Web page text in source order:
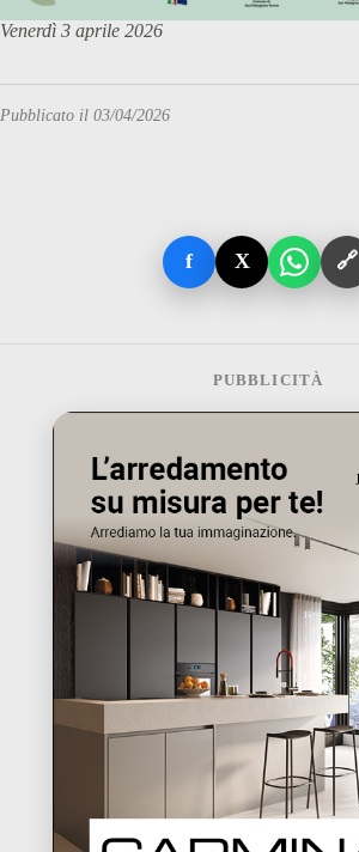
Venerdì 3 aprile 2026
Pubblicato il 03/04/2026
f X 🔗
PUBBLICITÀ